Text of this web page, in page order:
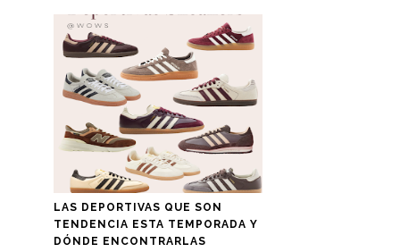
LAS DEPORTIVAS QUE SON
TENDENCIA ESTA TEMPORADA Y
DÓNDE ENCONTRARLAS